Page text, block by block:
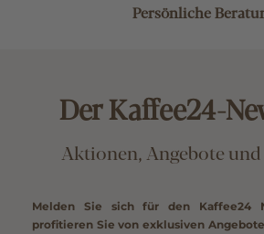
Persönliche
Der Kaffee24-
Aktionen, Angebote
Melden Sie sich für den Kaffee24
profitieren Sie von exklusiven